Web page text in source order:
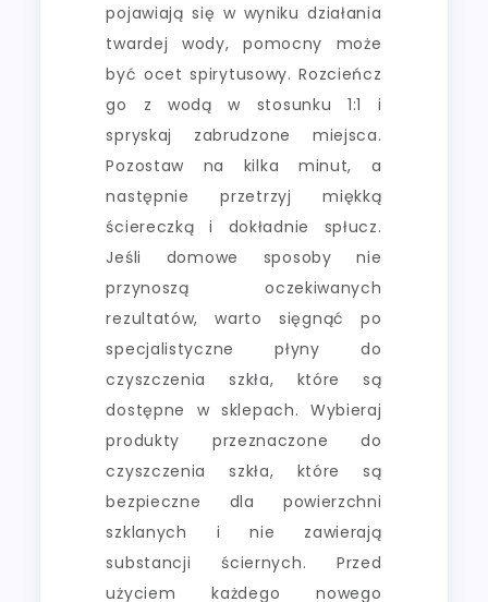
pojawiają się w wyniku działania
twardej wody, pomocny może
być ocet spirytusowy. Rozcieńcz
go z wodą w stosunku 1:1 i
spryskaj zabrudzone miejsca.
Pozostaw na kilka minut, a
następnie przetrzyj miękką
ściereczką i dokładnie spłucz.
Jeśli domowe sposoby nie
przynoszą oczekiwanych
rezultatów, warto sięgnąć po
specjalistyczne płyny do
czyszczenia szkła, które są
dostępne w sklepach. Wybieraj
produkty przeznaczone do
czyszczenia szkła, które są
bezpieczne dla powierzchni
szklanych i nie zawierają
substancji ściernych. Przed
użyciem każdego nowego